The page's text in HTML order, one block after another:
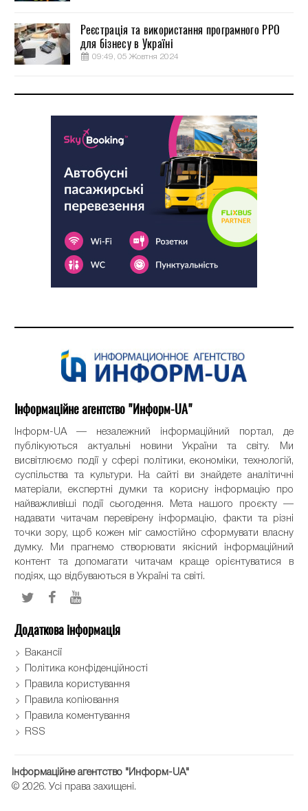
Реєстрація та використання програмного РРО
для бізнесу в Україні
09:49, 05 Жовтня 2024
Інформаційне агентство "Информ-UA"
Інформ-UA — незалежний інформаційний портал, де
публікуються актуальні новини України та світу. Ми
висвітлюємо події у сфері політики, економіки, технологій,
суспільства та культури. На сайті ви знайдете аналітичні
матеріали, експертні думки та корисну інформацію про
найважливіші події сьогодення. Мета нашого проєкту —
надавати читачам перевірену інформацію, факти та різні
точки зору, щоб кожен міг самостійно сформувати власну
думку. Ми прагнемо створювати якісний інформаційний
контент та допомагати читачам краще орієнтуватися в
подіях, що відбуваються в Україні та світі.
Додаткова інформація
Вакансії
Політика конфіденційності
Правила користування
Правила копіювання
Правила коментування
RSS
Інформаційне агентство "Информ-UA"
© 2026. Усі права захищені.